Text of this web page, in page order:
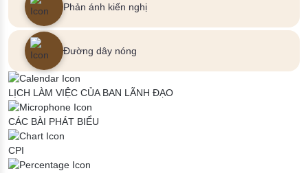
Phản ánh kiến nghị
Đường dây nóng
LỊCH LÀM VIỆC CỦA BAN LÃNH ĐẠO
CÁC BÀI PHÁT BIỂU
CPI